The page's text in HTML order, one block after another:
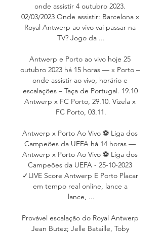
onde assistir 4 outubro 2023.
02/03/2023 Onde assistir: Barcelona x
Royal Antwerp ao vivo vai passar na
TV? Jogo da ...
Antwerp e Porto ao vivo hoje 25
outubro 2023 há 15 horas — x Porto –
onde assistir ao vivo, horário e
escalações – Taça de Portugal. 19.10
Antwerp x FC Porto, 29.10. Vizela x
FC Porto, 03.11.
Antwerp x Porto Ao Vivo ⚽ Liga dos
Campeões da UEFA há 14 horas —
Antwerp x Porto Ao Vivo ⚽ Liga dos
Campeões da UEFA - 25-10-2023
✓LIVE Score Antwerp E Porto Placar
em tempo real online, lance a
lance, ...
Provável escalação do Royal Antwerp
Jean Butez; Jelle Bataille, Toby